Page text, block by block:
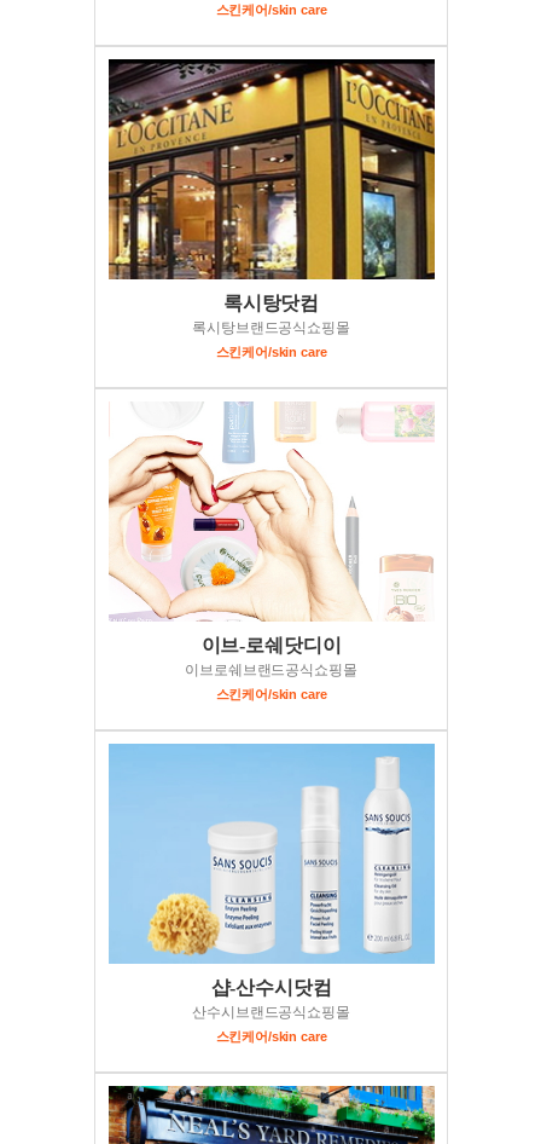
스킨케어/skin care
록시탕닷컴
록시탕브랜드공식쇼핑몰
스킨케어/skin care
이브-로쉐닷디이
이브로쉐브랜드공식쇼핑몰
스킨케어/skin care
샵-산수시닷컴
산수시브랜드공식쇼핑몰
스킨케어/skin care